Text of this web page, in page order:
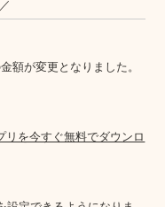
額が変更となりました。
を今すぐ無料でダウンロ